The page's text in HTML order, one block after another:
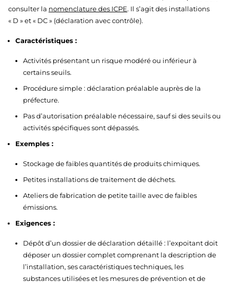
consulter la nomenclature des ICPE. Il s’agit des installations
« D » et « DC » (déclaration avec contrôle).
Caractéristiques :
Activités présentant un risque modéré ou inférieur à
certains seuils.
Procédure simple : déclaration préalable auprès de la
préfecture.
Pas d’autorisation préalable nécessaire, sauf si des seuils ou
activités spécifiques sont dépassés.
Exemples :
Stockage de faibles quantités de produits chimiques.
Petites installations de traitement de déchets.
Ateliers de fabrication de petite taille avec de faibles
émissions.
Exigences :
Dépôt d’un dossier de déclaration détaillé : l’expoitant doit
déposer un dossier complet comprenant la description de
l’installation, ses caractéristiques techniques, les
substances utilisées et les mesures de prévention et de